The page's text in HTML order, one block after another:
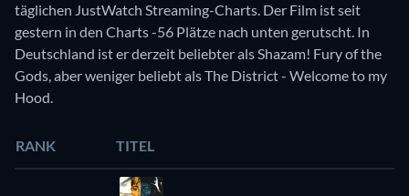
täglichen JustWatch Streaming-Charts. Der Film ist seit
gestern in den Charts -56 Plätze nach unten gerutscht. In
Deutschland ist er derzeit beliebter als Shazam! Fury of the
Gods, aber weniger beliebt als The District - Welcome to my
Hood.
RANK TITEL